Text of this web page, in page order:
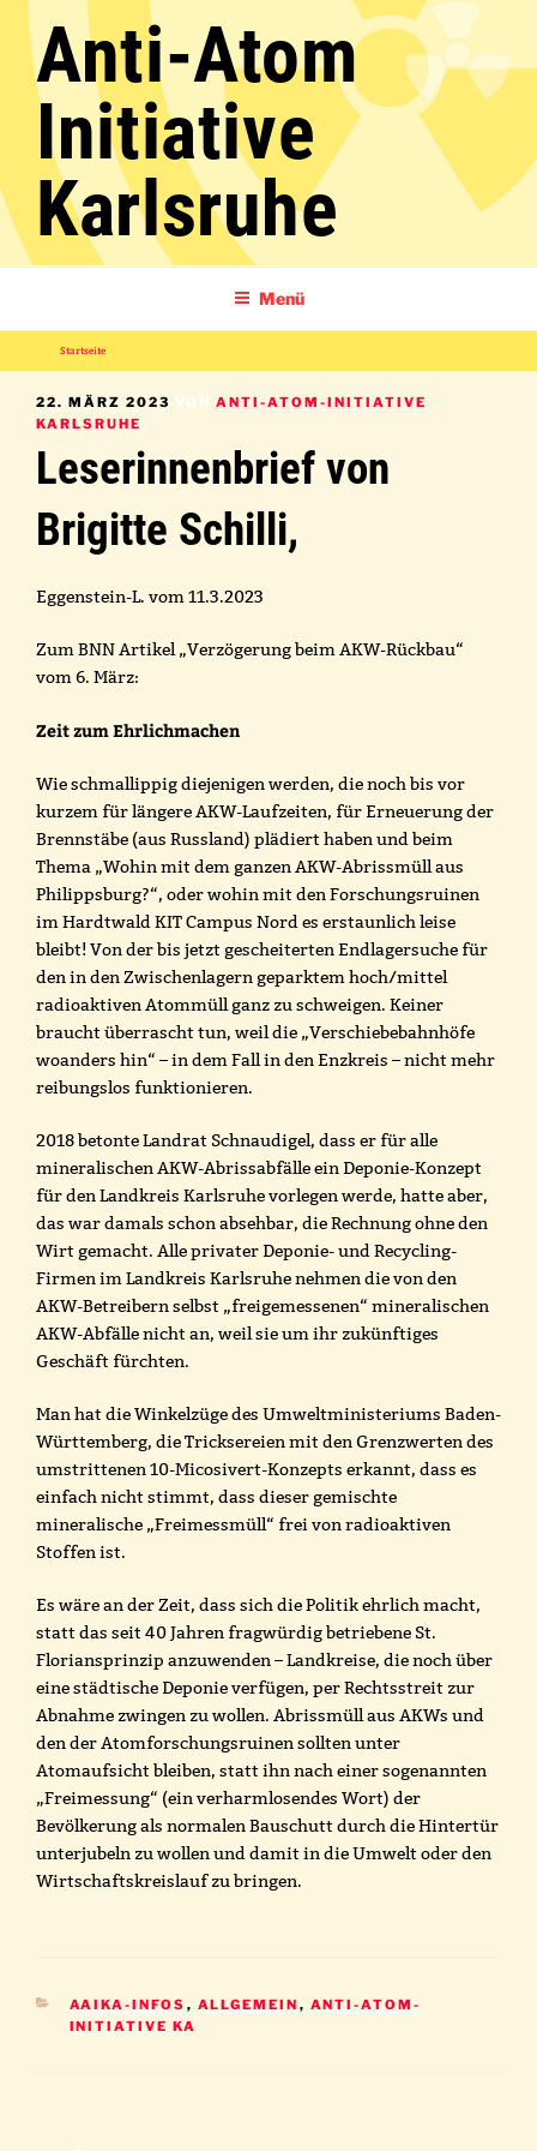
Inhalt
springenAnti-Atom
Initiative
Karlsruhe
Menü
Startseite
VERÖFFENTLICHT
AM
22. MÄRZ 2023 VON ANTI-ATOM-INITIATIVE
KARLSRUHE
Leserinnenbrief von
Brigitte Schilli,
Eggenstein-L. vom 11.3.2023
Zum BNN Artikel „Verzögerung beim AKW-Rückbau“
vom 6. März:
Zeit zum Ehrlichmachen
Wie schmallippig diejenigen werden, die noch bis vor
kurzem für längere AKW-Laufzeiten, für Erneuerung der
Brennstäbe (aus Russland) plädiert haben und beim
Thema „Wohin mit dem ganzen AKW-Abrissmüll aus
Philippsburg?“, oder wohin mit den Forschungsruinen
im Hardtwald KIT Campus Nord es erstaunlich leise
bleibt! Von der bis jetzt gescheiterten Endlagersuche für
den in den Zwischenlagern geparktem hoch/mittel
radioaktiven Atommüll ganz zu schweigen. Keiner
braucht überrascht tun, weil die „Verschiebebahnhöfe
woanders hin“ – in dem Fall in den Enzkreis – nicht mehr
reibungslos funktionieren.
2018 betonte Landrat Schnaudigel, dass er für alle
mineralischen AKW-Abrissabfälle ein Deponie-Konzept
für den Landkreis Karlsruhe vorlegen werde, hatte aber,
das war damals schon absehbar, die Rechnung ohne den
Wirt gemacht. Alle privater Deponie- und Recycling-
Firmen im Landkreis Karlsruhe nehmen die von den
AKW-Betreibern selbst „freigemessenen“ mineralischen
AKW-Abfälle nicht an, weil sie um ihr zukünftiges
Geschäft fürchten.
Man hat die Winkelzüge des Umweltministeriums Baden-
Württemberg, die Tricksereien mit den Grenzwerten des
umstrittenen 10-Micosivert-Konzepts erkannt, dass es
einfach nicht stimmt, dass dieser gemischte
mineralische „Freimessmüll“ frei von radioaktiven
Stoffen ist.
Es wäre an der Zeit, dass sich die Politik ehrlich macht,
statt das seit 40 Jahren fragwürdig betriebene St.
Floriansprinzip anzuwenden – Landkreise, die noch über
eine städtische Deponie verfügen, per Rechtsstreit zur
Abnahme zwingen zu wollen. Abrissmüll aus AKWs und
den der Atomforschungsruinen sollten unter
Atomaufsicht bleiben, statt ihn nach einer sogenannten
„Freimessung“ (ein verharmlosendes Wort) der
Bevölkerung als normalen Bauschutt durch die Hintertür
unterjubeln zu wollen und damit in die Umwelt oder den
Wirtschaftskreislauf zu bringen.
KATEGORIEN
AAIKA-INFOS , ALLGEMEIN , ANTI-ATOM-
INITIATIVE KA
Beitragsnavigation